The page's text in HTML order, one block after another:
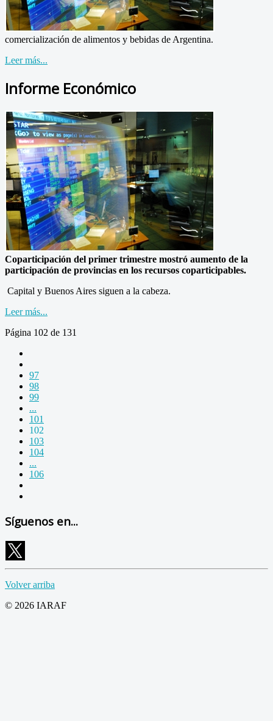
comercialización de alimentos y bebidas de Argentina.
Leer más...
Informe Económico
Coparticipación del primer trimestre mostró aumento de la
participación de provincias en los recursos coparticipables.
Capital y Buenos Aires siguen a la cabeza.
Leer más...
Página 102 de 131
97
98
99
...
101
102
103
104
...
106
Síguenos en...
Volver arriba
© 2026 IARAF